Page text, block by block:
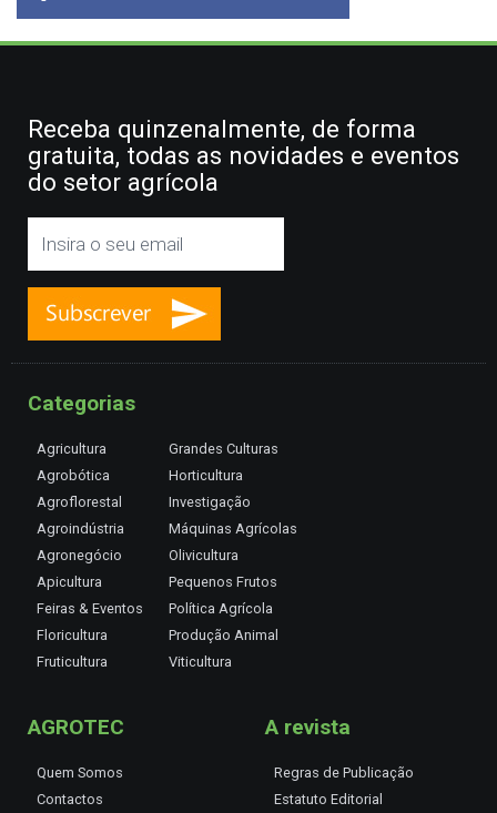
Receba quinzenalmente, de forma
gratuita, todas as novidades e eventos
do setor agrícola
Categorias
Agricultura
Agrobótica
Agroflorestal
Agroindústria
Agronegócio
Apicultura
Feiras & Eventos
Floricultura
Fruticultura
Grandes Culturas
Horticultura
Investigação
Máquinas Agrícolas
Olivicultura
Pequenos Frutos
Política Agrícola
Produção Animal
Viticultura
AGROTEC
Quem Somos
Contactos
A revista
Regras de Publicação
Estatuto Editorial